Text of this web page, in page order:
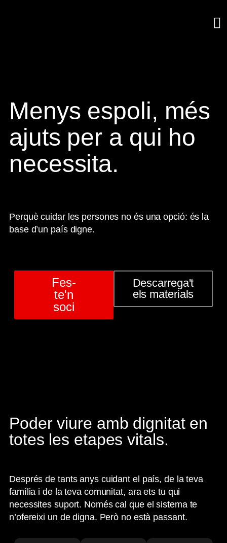
Menys espoli, més
ajuts per a qui ho
necessita.
Perquè cuidar les persones no és una opció: és la
base d’un país digne.
Descarrega't
els materials
Fes-
te'n
soci
Poder viure amb dignitat en
totes les etapes vitals.
Després de tants anys cuidant el país, de la teva
família i de la teva comunitat, ara ets tu qui
necessites suport. Només cal que el sistema te
n’ofereixi un de digna. Però no està passant.